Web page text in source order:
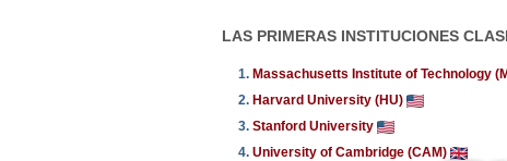
LAS PRIMERAS INSTITUCIONES
1. Massachusetts Institute of Technology
2. Harvard University (HU)
3. Stanford University
4. University of Cambridge (CAM)